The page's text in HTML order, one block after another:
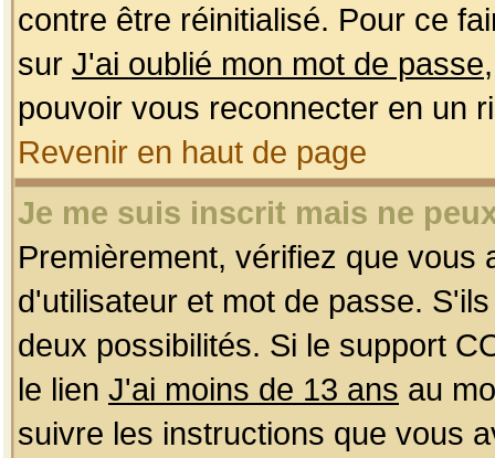
contre être réinitialisé. Pour ce
sur J'ai oublié mon mot de passe
pouvoir vous reconnecter en un
Revenir en haut de page
Je me suis inscrit mais ne
Premièrement, vérifiez que
d'utilisateur et mot de passe.
deux possibilités. Si le support
le lien J'ai moins de 13 ans au
suivre les instructions que vous